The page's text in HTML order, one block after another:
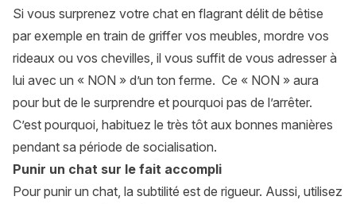
Si vous surprenez votre chat en flagrant délit de bêtise
par exemple en train de griffer vos meubles, mordre vos
rideaux ou vos chevilles, il vous suffit de vous adresser à
lui avec un « NON » d’un ton ferme. Ce « NON » aura
pour but de le surprendre et pourquoi pas de l’arrêter.
C’est pourquoi, habituez le très tôt aux bonnes manières
pendant sa période de socialisation.
Punir un chat sur le fait accompli
Pour punir un chat, la subtilité est de rigueur. Aussi, utilisez